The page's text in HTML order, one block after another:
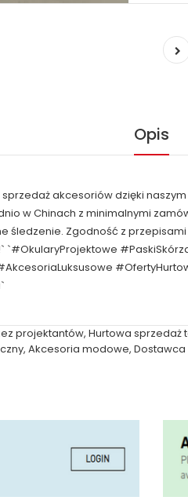
Opis
sprzedaż akcesoriów dzięki
w Chinach z minimalnymi
śledzenie. Zgodność z
projektantów, Hurtowa sprzedaż
, Akcesoria modowe,